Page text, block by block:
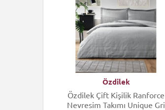
Özdilek
Özdilek Çift Kişilik Ranforce
Nevresim Takımı Unique Gri